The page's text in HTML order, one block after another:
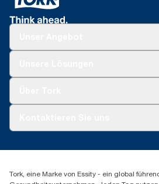
Spenderreklamation
+43 (0) 8 10-22 00 84
Essity Austria Vertriebs GmbH
Tork, eine Marke von Essity - ein global